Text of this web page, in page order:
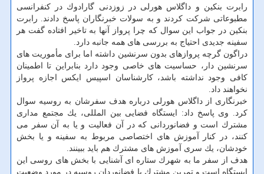
رابرت بنكین و داگلاس هورلی در زوزدنی گارادوك در كنفرانسی
مطبوعاتی شركت كردند و به سولات خبرنگاران پاسخ دادند. رابرت
بنكین در جواب این سوال كه چرا پرواز آنها به تاخیر افتاده گفت هر
سفینه جدیدی احتیاج به بررسی های همه جانبه دارد.
دراگون گرچه پروازهای بدون سرنشین داشته اما برای مأموریت های
سرنشین دار، حساسیت های خاصی وجود دارد بنابراین تا اطمینان
كافی وجود نداشته باشد، كارشناسان اسپیس ایكس اجازه پرواز
نخواهند داد.
خبرنگاری از داگلاس هورلی درباره هدف سفرشان به روسیه سوال
كرد. وی پاسخ داد: ایستگاه فضایی بین المللی، یك مجتمع مداری
مشترك است و فضانوردانی كه در آن فعالیت و یا به آن سفر می
كنند، در كنار آموزش های اختصاصی مربوط به سفینه و یا بخش
خودشان، یك سری آموزش های مشترك هم باید ببینند.
هدف از سفر ما به شهرك ستاره ای آشنایی با بخش های روسی این
ایستگاه است و تمرین مشترك با فضانوردان روسیه در مورد وضعیت